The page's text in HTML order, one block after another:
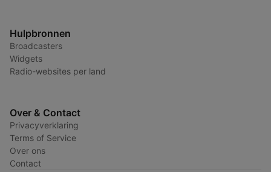
Hulpbronnen
Broadcasters
Widgets
Radio-websites per land
Over & Contact
Privacyverklaring
Terms of Service
Over ons
Contact